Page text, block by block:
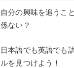
自分の興味を追うこ
係ない？
日本語でも英語でも
ルを見つけよう！